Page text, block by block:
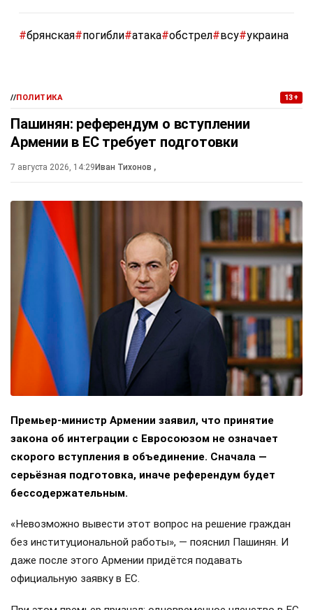
#брянская#погибли#атака#обстрел#всу#украина
//ПОЛИТИКА 13+
Пашинян: референдум о вступлении
Армении в ЕС требует подготовки
7 августа 2026, 14:29 Иван Тихонов ,
Премьер-министр Армении заявил, что принятие
закона об интеграции с Евросоюзом не означает
скорого вступления в объединение. Сначала —
серьёзная подготовка, иначе референдум будет
бессодержательным.
«Невозможно вывести этот вопрос на решение граждан
без институциональной работы», — пояснил Пашинян. И
даже после этого Армении придётся подавать
официальную заявку в ЕС.